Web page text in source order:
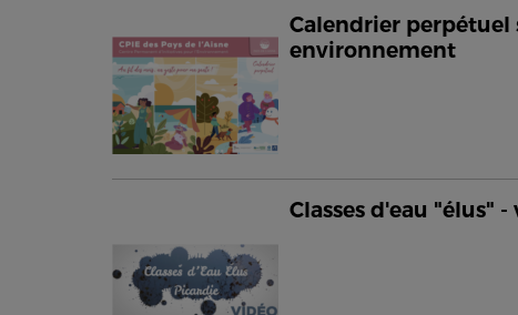
Calendrier perpétuel
environnement
Classes d'eau "élus" -